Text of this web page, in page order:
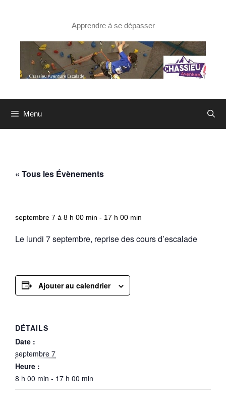
Apprendre à se dépasser
Menu
« Tous les Évènements
septembre 7 à 8 h 00 min - 17 h 00 min
Le lundi 7 septembre, reprise des cours d’escalade
Ajouter au calendrier
DÉTAILS
Date :
septembre 7
Heure :
8 h 00 min - 17 h 00 min